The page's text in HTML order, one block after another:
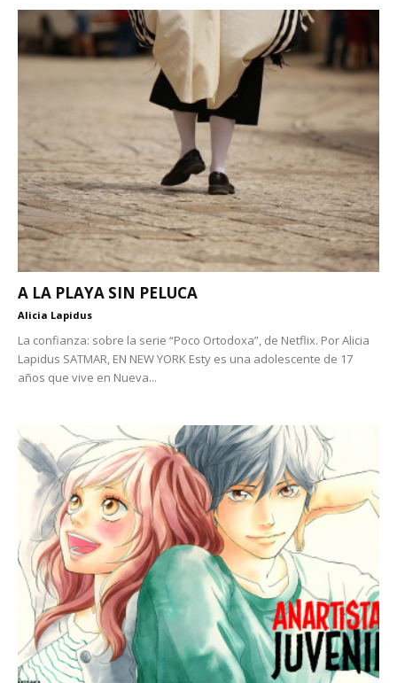
A LA PLAYA SIN PELUCA
Alicia Lapidus
La confianza: sobre la serie “Poco Ortodoxa”, de Netflix. Por Alicia
Lapidus SATMAR, EN NEW YORK Esty es una adolescente de 17
años que vive en Nueva...